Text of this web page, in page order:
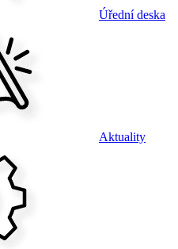
Úřední deska
Aktuality